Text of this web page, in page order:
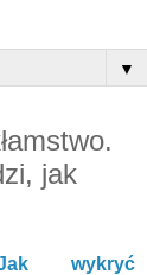
▼
jak
wykryć